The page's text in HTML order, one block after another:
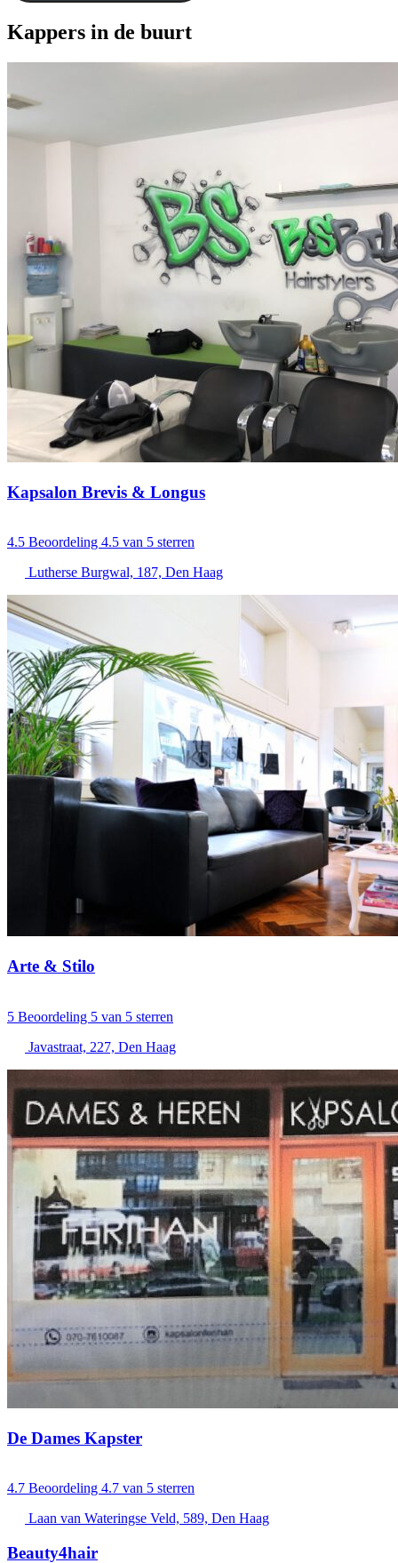
Kappers in de buurt
Kapsalon Brevis & Longus
4.5 Beoordeling 4.5 van 5 sterren
Lutherse Burgwal, 187, Den Haag
Arte & Stilo
5 Beoordeling 5 van 5 sterren
Javastraat, 227, Den Haag
De Dames Kapster
4.7 Beoordeling 4.7 van 5 sterren
Laan van Wateringse Veld, 589, Den Haag
Beauty4hair